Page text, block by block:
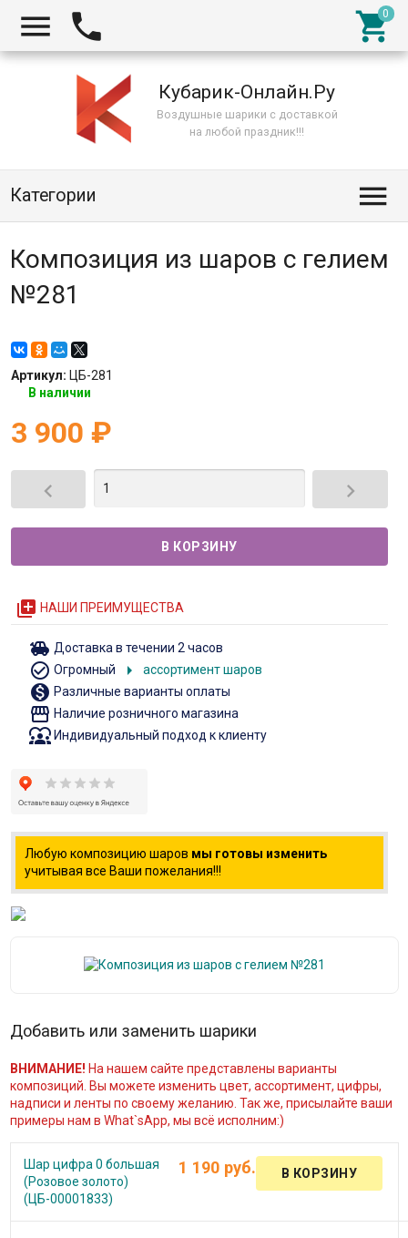
  
Кубарик-Онлайн.Ру
Воздушные шарики с доставкой
на любой праздник!!!
Категории 
Композиция из шаров с гелием
№281
Артикул: ЦБ-281
В наличии
3 900 ₽
 
queue НАШИ ПРЕИМУЩЕСТВА
toys Доставка в течении 2 часов
check_circle_outline Огромный arrow_right ассортимент шаров
monetization_on Различные варианты оплаты
storefront Наличие розничного магазина
diversity_1Индивидуальный подход к клиенту
Любую композицию шаров мы готовы изменить
учитывая все Ваши пожелания!!!
Добавить или заменить шарики
ВНИМАНИЕ! На нашем сайте представлены варианты
композиций. Вы можете изменить цвет, ассортимент, цифры,
надписи и ленты по своему желанию. Так же, присылайте ваши
примеры нам в What`sApp, мы всё исполним:)
Шар цифра 0 большая
(Розовое золото)
(ЦБ-00001833)
1 190 руб.